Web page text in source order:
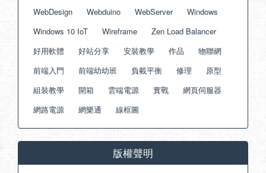
WebDesign
Webduino WebServer
Windows
Windows 10 IoT
Wireframe
Zen Load Balancer
好用軟體
好站分享 安裝教學 作品
物聯網
前端入門
前端幼幼班 負載平衡 修理
原型
組裝教學
開箱 雲端電源 實戰
網頁伺服器
網路電源
網樂通 線框圖
版權聲明